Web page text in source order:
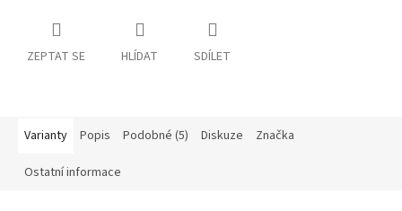
ZEPTAT SE HLÍDAT SDÍLET
Varianty Popis Podobné (5) Diskuze Značka
Ostatní informace